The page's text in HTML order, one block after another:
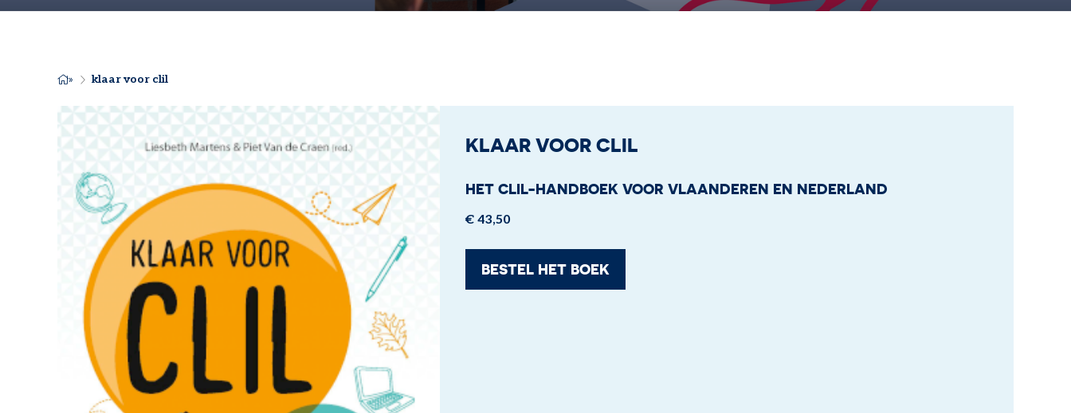
KRUIMELPAD
klaar voor clil
KLAAR VOOR CLIL
HET CLIL-HANDBOEK VOOR VLAANDEREN EN NEDERLAND
€ 43,50
BESTEL HET BOEK